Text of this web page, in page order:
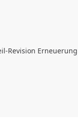
Revision